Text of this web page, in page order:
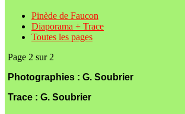
Pinède de Faucon
Diaporama + Trace
Toutes les pages
Page 2 sur 2
Photographies : G. Soubrier
Trace : G. Soubrier